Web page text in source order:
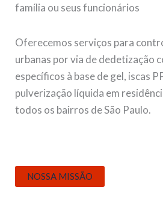
família ou seus funcionários
Oferecemos serviços para
urbanas por via de dedetização
específicos à base de gel, iscas
pulverização líquida em
todos os bairros de São Paulo.
NOSSA MISSÃO